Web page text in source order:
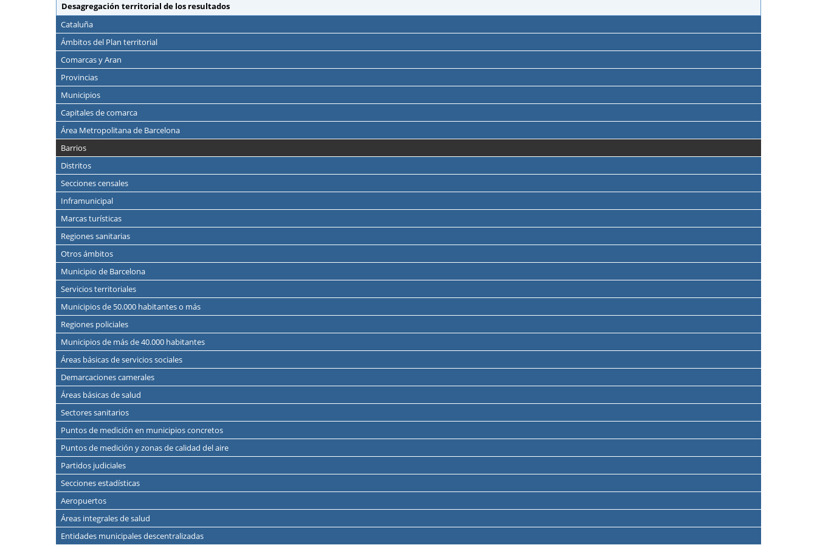
Desagregación territorial de los resultados
Cataluña
Ámbitos del Plan territorial
Comarcas y Aran
Provincias
Municipios
Capitales de comarca
Área Metropolitana de Barcelona
Barrios
Distritos
Secciones censales
Inframunicipal
Marcas turísticas
Regiones sanitarias
Otros ámbitos
Municipio de Barcelona
Servicios territoriales
Municipios de 50.000 habitantes o más
Regiones policiales
Municipios de más de 40.000 habitantes
Áreas básicas de servicios sociales
Demarcaciones camerales
Áreas básicas de salud
Sectores sanitarios
Puntos de medición en municipios concretos
Puntos de medición y zonas de calidad del aire
Partidos judiciales
Secciones estadísticas
Aeropuertos
Áreas integrales de salud
Entidades municipales descentralizadas